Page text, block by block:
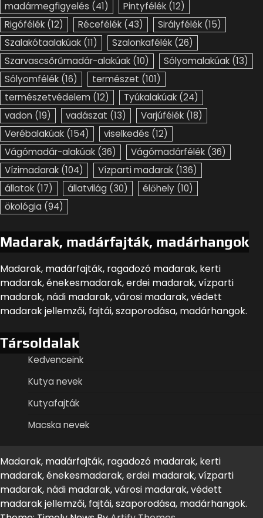
madármegfigyelés (41) Pintyfélék (12)
Rigófélék (12) Récefélék (43) Sirályfélék (15)
Szalakótaalakúak (11) Szalonkafélék (26)
Szarvascsőrűmadár-alakúak (10) Sólyomalakúak (13)
Sólyomfélék (16) természet (101)
természetvédelem (12) Tyúkalakúak (24)
vadon (19) vadászat (13) Varjúfélék (18)
Verébalakúak (154) viselkedés (12)
Vágómadár-alakúak (36) Vágómadárfélék (36)
Vízimadarak (104) Vízparti madarak (136)
állatok (17) állatvilág (30) élőhely (10)
ökológia (94)
Madarak, madárfajták, madárhangok
Madarak, madárfajták, ragadozó madarak, kerti
madarak, énekesmadarak, erdei madarak, vízparti
madarak, nádi madarak, városi madarak, védett
madarak jellemzői, fajtái, szaporodása, madárhangok.
Társoldalak
Kedvenceink
Kutya nevek
Kutyafajták
Macska nevek
Madarak, madárfajták, ragadozó madarak, kerti
madarak, énekesmadarak, erdei madarak, vízparti
madarak, nádi madarak, városi madarak, védett
madarak jellemzői, fajtái, szaporodása, madárhangok.